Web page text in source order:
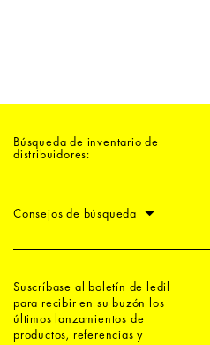
Búsqueda de inventario de
distribuidores:
Consejos de búsqueda
Suscríbase al boletín de ledil
para recibir en su buzón los
últimos lanzamientos de
productos, referencias y